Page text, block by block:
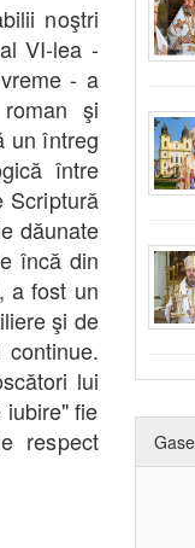
noştri
VI-lea -
- a
şi
un întreg
între
Scriptură
dăunate
încă din
a fost un
şi de
lui
fie
respect